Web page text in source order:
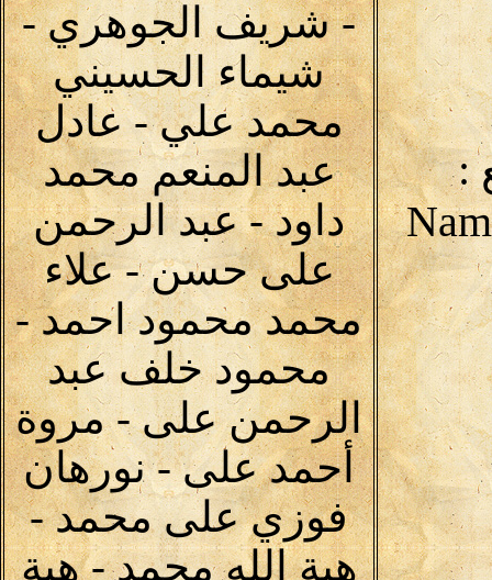
:
- شريف الجوهري -
شيماء الحسيني
محمد علي - عادل
عبد المنعم محمد
داود - عبد الرحمن
على حسن - علاء
محمد محمود احمد -
محمود خلف عبد
الرحمن على - مروة
أحمد على - نورهان
فوزي على محمد -
هبة الله محمد - هبة